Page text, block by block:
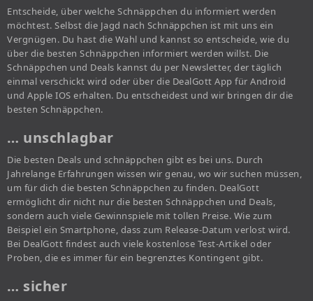
Entscheide, über welche Schnäppchen du informiert werden
möchtest. Selbst die Jagd nach Schnäppchen ist mit uns ein
Vergnügen. Du hast die Wahl und kannst so entscheide, wie du
über die besten Schnäppchen informiert werden willst. Die
Schnäppchen und Deals kannst du per Newsletter, der täglich
einmal verschickt wird oder über die DealGott App für Android
und Apple IOS erhalten. Du entscheidest und wir bringen dir die
besten Schnäppchen.
… unschlagbar
Die besten Deals und schnäppchen gibt es bei uns. Durch
Jahrelange Erfahrungen wissen wir genau, wo wir suchen müssen,
um für dich die besten Schnäppchen zu finden. DealGott
ermöglicht dir nicht nur die besten Schnäppchen und Deals,
sondern auch viele Gewinnspiele mit tollen Preise. Wie zum
Beispiel ein Smartphone, dass zum Release-Datum verlost wird.
Bei DealGott findest auch viele kostenlose Test-Artikel oder
Proben, die es immer für ein begrenztes Kontingent gibt.
… sicher